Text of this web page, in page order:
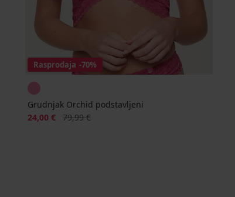
Rasprodaja -70%
Grudnjak Orchid podstavljeni
Popust
24,00 € Prvobitna cijena
79,99 €